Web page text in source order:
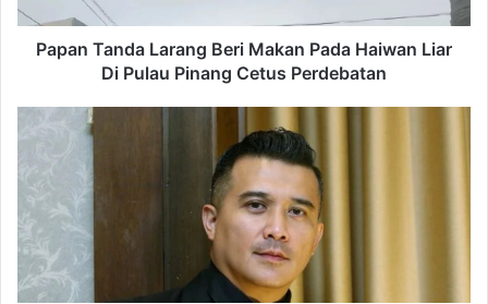
Di
Pulau
Perdebatan
Papan Tanda Larang Beri Makan Pada Haiwan Liar
Di Pulau Pinang Cetus Perdebatan
Aziz
Anak
Terima
LOD
Saman
RM2
Juta